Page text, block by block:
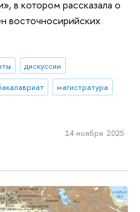
в котором рассказала о
восточносирийских
дискуссии
магистратура
14 ноября 2025